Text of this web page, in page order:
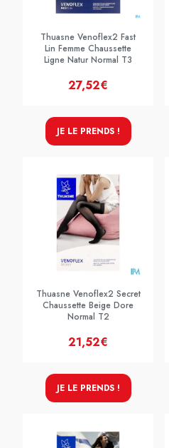
Thuasne Venoflex2 Fast
Lin Femme Chaussette
Ligne Natur Normal T3
27,52€
JE LE PRENDS !
Thuasne Venoflex2 Secret
Chaussette Beige Dore
Normal T2
21,52€
JE LE PRENDS !